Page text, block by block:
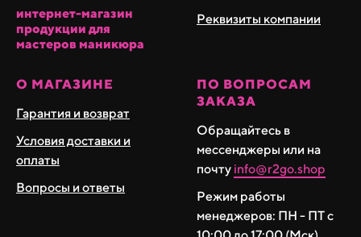
интернет-магазин
продукции для
мастеров маникюра
Реквизиты компании
О МАГАЗИНЕ
Гарантия и возврат
Условия доставки и
оплаты
Вопросы и ответы
ПО ВОПРОСАМ
ЗАКАЗА
Обращайтесь в
мессенджеры или на
почту info@r2go.shop
Режим работы
менеджеров: ПН - ПТ с